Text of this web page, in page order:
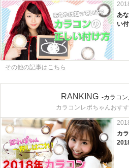
あ
い
その他の記事はこちら
RANKING -カラコ
カラコンレポちゃんおす
カ